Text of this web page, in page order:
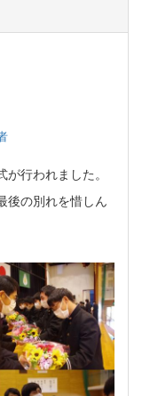
行われました。
後の別れを惜しん